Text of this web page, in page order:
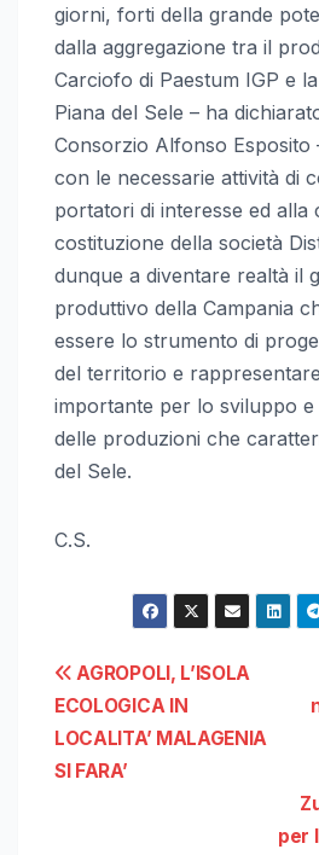
giorni, forti della grande
dalla aggregazione tra il
Carciofo di Paestum IGP e
Piana del Sele – ha
Consorzio Alfonso Esposito
con le necessarie attività di
portatori di interesse ed alla
costituzione della società
dunque a diventare realtà il
produttivo della Campania
essere lo strumento di
del territorio e
importante per lo sviluppo e
delle produzioni che
del Sele.
C.S.
Navigazione
articoli
per
AGROPOLI, L’ISOLA
ECOLOGICA IN
LOCALITA’ MALAGENIA
SI FARA’